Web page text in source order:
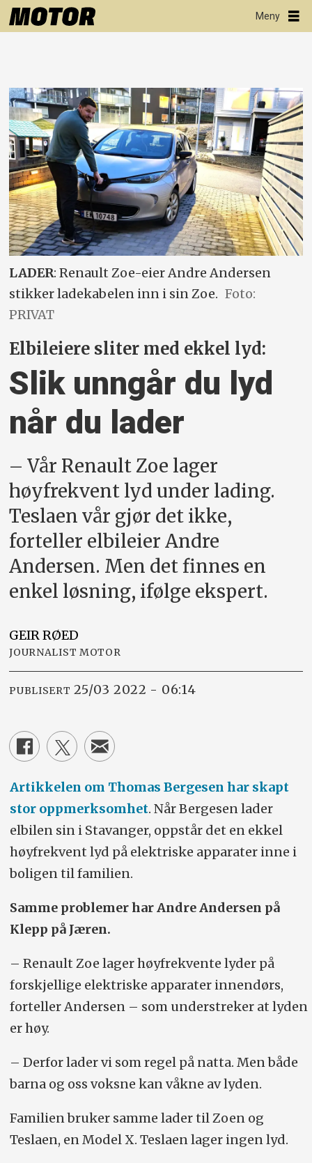
LADER: Renault Zoe-eier Andre Andersen
stikker ladekabelen inn i sin Zoe. Foto:
PRIVAT
Elbileiere sliter med ekkel lyd:
Slik unngår du lyd
når du lader
– Vår Renault Zoe lager
høyfrekvent lyd under lading.
Teslaen vår gjør det ikke,
forteller elbileier Andre
Andersen. Men det finnes en
enkel løsning, ifølge ekspert.
GEIRRØED
JOURNALIST MOTOR
PUBLISERT 25/03 2022 - 06:14
Artikkelen om Thomas Bergesen har skapt
stor oppmerksomhet. Når Bergesen lader
elbilen sin i Stavanger, oppstår det en ekkel
høyfrekvent lyd på elektriske apparater inne i
boligen til familien.
Samme problemer har Andre Andersen på
Klepp på Jæren.
– Renault Zoe lager høyfrekvente lyder på
forskjellige elektriske apparater innendørs,
forteller Andersen – som understreker at lyden
er høy.
– Derfor lader vi som regel på natta. Men både
barna og oss voksne kan våkne av lyden.
Familien bruker samme lader til Zoen og
Teslaen, en Model X. Teslaen lager ingen lyd.